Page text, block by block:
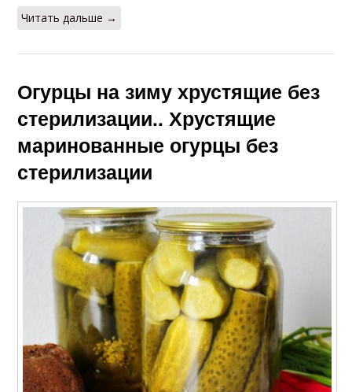
Читать дальше →
Огурцы на зиму хрустящие без
стерилизации.. Хрустящие
маринованные огурцы без
стерилизации